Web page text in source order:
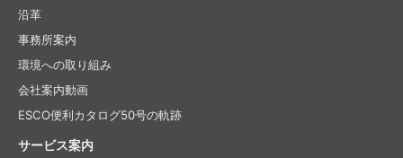
沿革
事務所案内
環境への取り組み
会社案内動画
ESCO便利カタログ50号の軌跡
サービス案内